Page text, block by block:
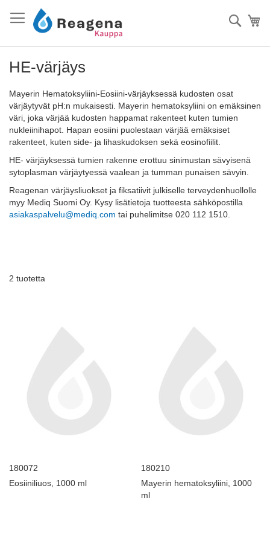
to
Content
Haku
HE-värjäys
Mayerin Hematoksyliini-Eosiini-värjäyksessä kudosten osat
värjäytyvät pH:n mukaisesti. Mayerin hematoksyliini on emäksinen
väri, joka värjää kudosten happamat rakenteet kuten tumien
nukleiinihapot. Hapan eosiini puolestaan värjää emäksiset
rakenteet, kuten side- ja lihaskudoksen sekä eosinofiilit.
HE- värjäyksessä tumien rakenne erottuu sinimustan sävyisenä
sytoplasman värjäytyessä vaalean ja tumman punaisen sävyin.
Reagenan värjäysliuokset ja fiksatiivit julkiselle terveydenhuollolle
myy Mediq Suomi Oy. Kysy lisätietoja tuotteesta sähköpostilla
asiakaspalvelu@mediq.com tai puhelimitse 020 112 1510.
2 tuotetta
180072
Eosiiniliuos, 1000 ml
180210
Mayerin hematoksyliini, 1000
ml